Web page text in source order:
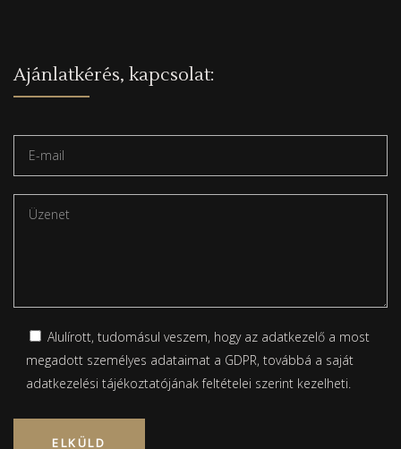
Ajánlatkérés, kapcsolat:
Alulírott, tudomásul veszem, hogy az adatkezelő a most
megadott személyes adataimat a GDPR, továbbá a saját
adatkezelési tájékoztatójánakfeltételei szerint kezelheti.
Please leave this field empty.